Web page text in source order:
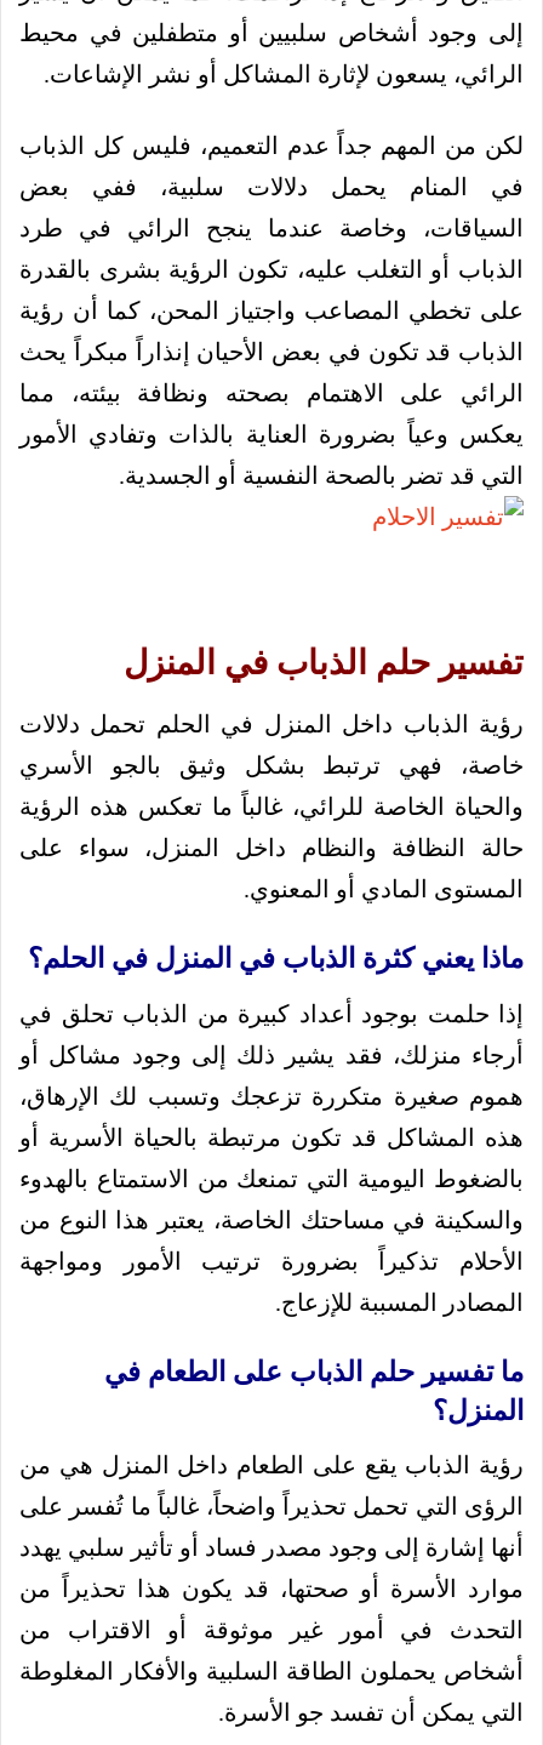
إلى وجود أشخاص سلبيين أو متطفلين في محيط
الرائي، يسعون لإثارة المشاكل أو نشر الإشاعات.
لكن من المهم جداً عدم التعميم، فليس كل الذباب
في المنام يحمل دلالات سلبية، ففي بعض
السياقات، وخاصة عندما ينجح الرائي في طرد
الذباب أو التغلب عليه، تكون الرؤية بشرى بالقدرة
على تخطي المصاعب واجتياز المحن، كما أن رؤية
الذباب قد تكون في بعض الأحيان إنذاراً مبكراً يحث
الرائي على الاهتمام بصحته ونظافة بيئته، مما
يعكس وعياً بضرورة العناية بالذات وتفادي الأمور
التي قد تضر بالصحة النفسية أو الجسدية.
تفسير حلم الذباب في المنزل
رؤية الذباب داخل المنزل في الحلم تحمل دلالات
خاصة، فهي ترتبط بشكل وثيق بالجو الأسري
والحياة الخاصة للرائي، غالباً ما تعكس هذه الرؤية
حالة النظافة والنظام داخل المنزل، سواء على
المستوى المادي أو المعنوي.
ماذا يعني كثرة الذباب في المنزل في الحلم؟
إذا حلمت بوجود أعداد كبيرة من الذباب تحلق في
أرجاء منزلك، فقد يشير ذلك إلى وجود مشاكل أو
هموم صغيرة متكررة تزعجك وتسبب لك الإرهاق،
هذه المشاكل قد تكون مرتبطة بالحياة الأسرية أو
بالضغوط اليومية التي تمنعك من الاستمتاع بالهدوء
والسكينة في مساحتك الخاصة، يعتبر هذا النوع من
الأحلام تذكيراً بضرورة ترتيب الأمور ومواجهة
المصادر المسببة للإزعاج.
ما تفسير حلم الذباب على الطعام في
المنزل؟
رؤية الذباب يقع على الطعام داخل المنزل هي من
الرؤى التي تحمل تحذيراً واضحاً، غالباً ما تُفسر على
أنها إشارة إلى وجود مصدر فساد أو تأثير سلبي يهدد
موارد الأسرة أو صحتها، قد يكون هذا تحذيراً من
التحدث في أمور غير موثوقة أو الاقتراب من
أشخاص يحملون الطاقة السلبية والأفكار المغلوطة
التي يمكن أن تفسد جو الأسرة.